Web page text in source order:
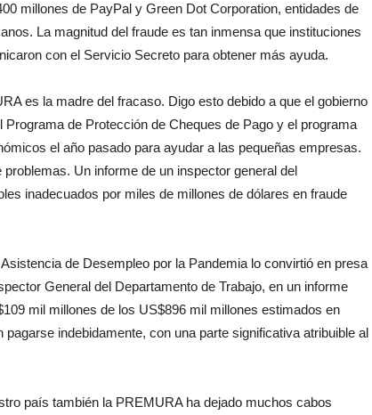
millones de PayPal y Green Dot Corporation, entidades de
La magnitud del fraude es tan inmensa que instituciones
con el Servicio Secreto para obtener más ayuda.
es la madre del fracaso. Digo esto debido a que el gobierno
de Protección de Cheques de Pago y el programa
el año pasado para ayudar a las pequeñas empresas.
Un informe de un inspector general del
inadecuados por miles de millones de dólares en fraude
de Desempleo por la Pandemia lo convirtió en presa
General del Departamento de Trabajo, en un informe
mil millones de los US$896 mil millones estimados en
indebidamente, con una parte significativa atribuible al
país también la PREMURA ha dejado muchos cabos